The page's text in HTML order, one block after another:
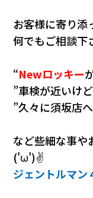
お客様に寄り添
何でもご相談
“Newロッキー
”車検が近いけ
”久々に須坂店
など些細な事や
('ω')✌
ジェントルマン